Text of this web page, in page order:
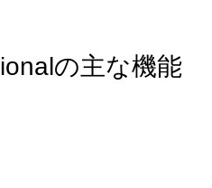
の主な機能